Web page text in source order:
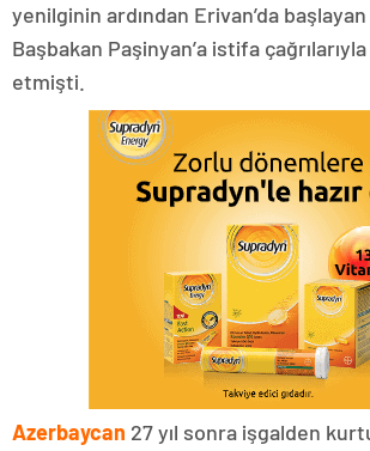
yenilginin ardından Erivan’da
Başbakan Paşinyan’a istifa
etmişti.
Azerbaycan 27 yıl sonra işgalden